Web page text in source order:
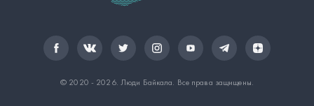
© 2020 - 2026. Люди Байкала. Все права защищены.